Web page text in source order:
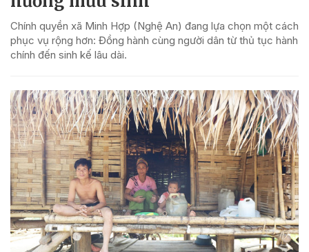
Chính quyền xã Minh Hợp (Nghệ An) đang lựa chọn một cách
phục vụ rộng hơn: Đồng hành cùng người dân từ thủ tục hành
chính đến sinh kế lâu dài.